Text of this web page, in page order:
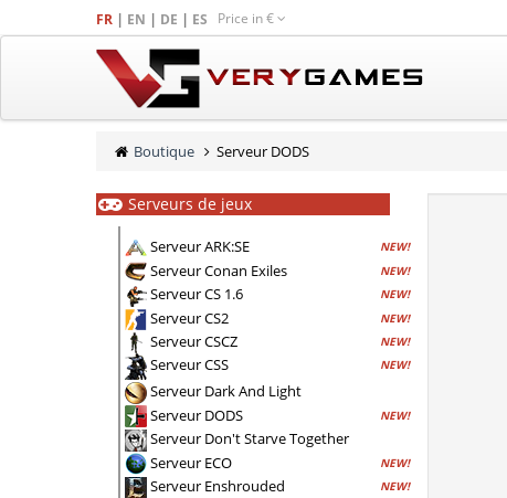
FR | EN | DE | ES Price in€
Boutique Serveur DODS
Serveurs de jeux
Serveur ARK:SE NEW!
Serveur Conan Exiles NEW!
Serveur CS 1.6 NEW!
Serveur CS2 NEW!
Serveur CSCZ NEW!
Serveur CSS NEW!
Serveur Dark And Light
Serveur DODS
NEW!
Serveur Don't Starve Together
Serveur ECO
NEW!
Serveur Enshrouded NEW!